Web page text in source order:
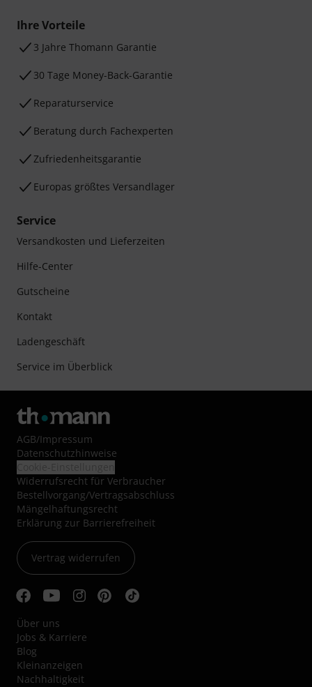
Ihre Vorteile
3 Jahre Thomann Garantie
30 Tage Money-Back-Garantie
Reparaturservice
Beratung durch Fachexperten
Zufriedenheitsgarantie
Europas größtes Versandlager
Service
Versandkosten und Lieferzeiten
Hilfe-Center
Gutscheine
Kontakt
Ladengeschäft
Service im Überblick
AGB/Impressum
Datenschutzhinweise
Widerrufsrecht für Verbraucher
Bestellvorgang/Vertragsabschluss
Mängelhaftungsrecht
Erklärung zur Barrierefreiheit
Vertrag widerrufen
Über uns
Jobs & Karriere
Blog
Kleinanzeigen
Nachhaltigkeit